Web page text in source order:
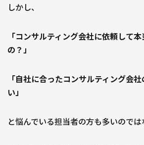
しかし、
「コンサルティング会社に依頼して
の？」
「自社に合ったコンサルティング会
い」
と悩んでいる担当者の方も多いのでは